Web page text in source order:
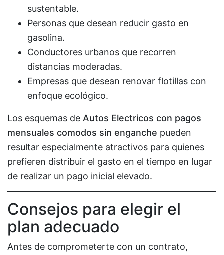
sustentable.
Personas que desean reducir gasto en
gasolina.
Conductores urbanos que recorren
distancias moderadas.
Empresas que desean renovar flotillas con
enfoque ecológico.
Los esquemas de Autos Electricos con pagos
mensuales comodos sin enganche pueden
resultar especialmente atractivos para quienes
prefieren distribuir el gasto en el tiempo en lugar
de realizar un pago inicial elevado.
Consejos para elegir el
plan adecuado
Antes de comprometerte con un contrato,